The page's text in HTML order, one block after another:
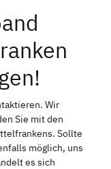
Wir
Sie mit den
Sollte
möglich, uns
es sich